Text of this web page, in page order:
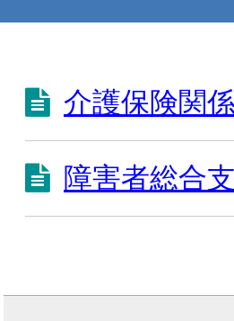
介護保険関係
障害者総合